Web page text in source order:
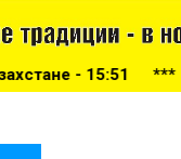
Сборную Казахстана